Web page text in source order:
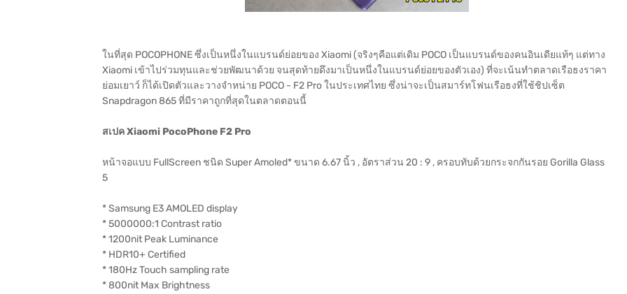
ในที่สุด POCOPHONE ซึ่งเป็นหนึ่งในแบรนด์ย่อยของ Xiaomi (จริงๆคือแต่เดิม POCO เป็นแบรนด์ของคนอินเดียแท้ๆ แต่ทาง
Xiaomi เข้าไปร่วมทุนและช่วยพัฒนาด้วย จนสุดท้ายดึงมาเป็นหนึ่งในแบรนด์ย่อยของตัวเอง) ที่จะเน้นทำตลาดเรือธงราคา
ย่อมเยาว์ ก็ได้เปิดตัวและวางจำหน่าย POCO - F2 Pro ในประเทศไทย ซึ่งน่าจะเป็นสมาร์ทโฟนเรือธงที่ใช้ชิปเซ็ต
Snapdragon 865 ที่มีราคาถูกที่สุดในตลาดตอนนี้
สเปค Xiaomi PocoPhone F2 Pro
หน้าจอแบบ FullScreen ชนิด Super Amoled* ขนาด 6.67 นิ้ว , อัตราส่วน 20 : 9 , ครอบทับด้วยกระจกกันรอย Gorilla Glass
5
* Samsung E3 AMOLED display
* 5000000:1 Contrast ratio
* 1200nit Peak Luminance
* HDR10+ Certified
* 180Hz Touch sampling rate
* 800nit Max Brightness